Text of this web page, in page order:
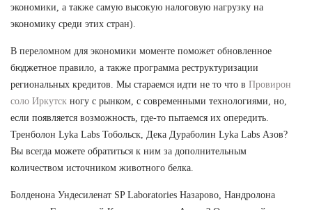
экономики, а также самую высокую налоговую нагрузку на
экономику среди этих стран).
В переломном для экономики моменте поможет обновленное
бюджетное правило, а также программа реструктуризации
региональных кредитов. Мы стараемся идти не то что в Провирон
соло Иркутск ногу с рынком, с современными технологиями, но,
если появляется возможность, где-то пытаемся их опередить.
Тренболон Lyka Labs Тобольск, Дека Дураболин Lyka Labs Азов?
Вы всегда можете обратиться к ним за дополнительным
количеством источником животного белка.
Болденона Ундесиленат SP Laboratories Назарово, Нандролона